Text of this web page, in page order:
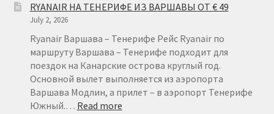
ГЕРМАНИЯ
ОТ
€
15
RYANAIR НА ТЕНЕРИФЕ ИЗ ВАРШАВЫ ОТ € 49
July 2, 2026
Ryanair Варшава – Тенерифе Рейс Ryanair по
маршруту Варшава – Тенерифе подходит для
поездок на Канарские острова круглый год.
Основной вылет выполняется из аэропорта
Варшава Модлин, а прилет – в аэропорт Тенерифе
Южный.… Read more: